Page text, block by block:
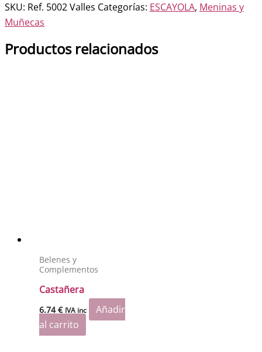
cantidad
SKU: Ref. 5002 Valles Categorías: ESCAYOLA, Meninas y
Muñecas
Productos relacionados
Belenes y
Complementos
Castañera
6.74€ IVA inc
Añadir
al carrito